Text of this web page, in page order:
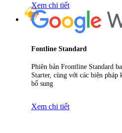
Xem chi tiết
Fontline Standard
Phiên bản Frontline Standard
Starter, cùng với các biện pháp
bổ sung
Xem chi tiết